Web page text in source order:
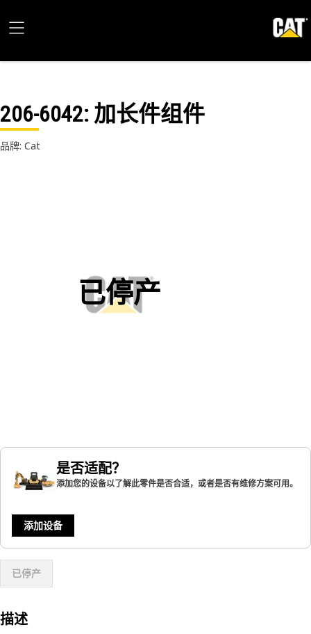
206-6042: 加长件组件
品牌: Cat
已停产
是否适配？
添加您的设备以了解此零件是否合适，或者是否有维修方案可用。
添加设备
已停产
描述